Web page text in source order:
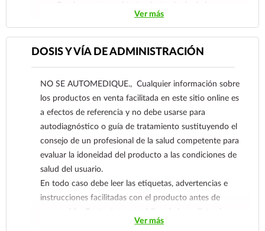
• Coadyuvante en el tratamiento de desórdenes
funcionales de fragilidad capilar.
Ver más
DOSIS Y VÍA DE ADMINISTRACIÓN
NO SE AUTOMEDIQUE., Cualquier información sobre
los productos en venta facilitada en este sitio online es
a efectos de referencia y no debe usarse para
autodiagnóstico o guía de tratamiento sustituyendo el
consejo de un profesional de la salud competente para
evaluar la idoneidad del producto a las condiciones de
salud del usuario.
En todo caso debe leer las etiquetas, advertencias e
instrucciones facilitadas con el producto antes de
consumirlo. Contacte a su médico de inmediato si
sospecha que tiene un problema de salud.
Ver más